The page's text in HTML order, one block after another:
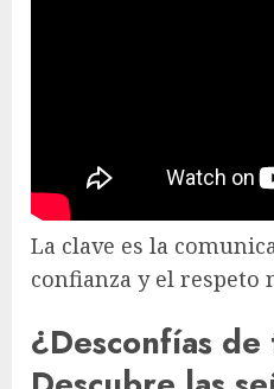
La clave es la
confianza y el respeto
¿Desconfías